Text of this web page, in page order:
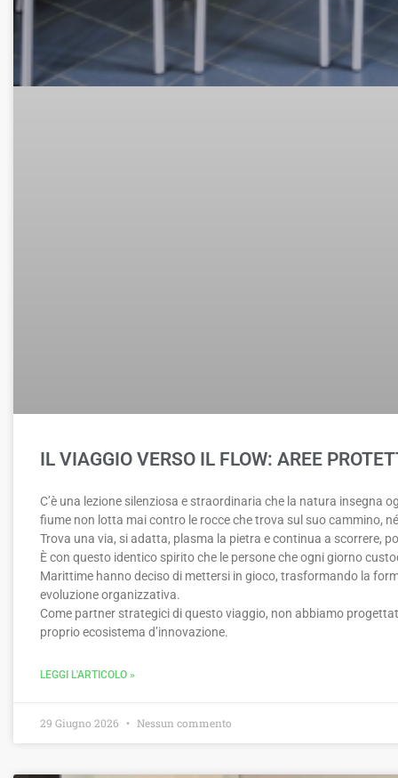
IL VIAGGIO VERSO IL FLOW: AREE
C’è una lezione silenziosa e straordinaria che la natura insegna
fiume non lotta mai contro le rocce che trova sul suo cammino,
Trova una via, si adatta, plasma la pietra e continua a scorrere,
È con questo identico spirito che le persone che ogni giorno
Marittime hanno deciso di mettersi in gioco, trasformando la
evoluzione organizzativa.
Come partner strategici di questo viaggio, non abbiamo
proprio ecosistema d’innovazione.
LEGGI L'ARTICOLO »
29 Giugno 2026 Nessun commento